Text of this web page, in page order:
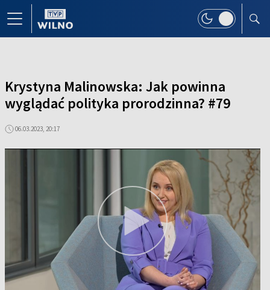
Krystyna Malinowska: Jak powinna
wyglądać polityka prorodzinna? #79
06.03.2023, 20:17